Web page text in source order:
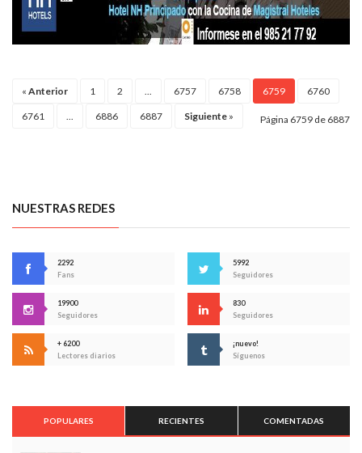
« Anterior 1 2 6757 6758 6759 6760
6761 6886 6887 Siguiente » Página 6759 de 6887
NUESTRAS REDES
2292
Fans
5992
Seguidores
19900
Seguidores
830
Seguidores
+ 6200
Lectores diarios
¡nuevo!
Síguenos
POPULARES RECIENTES COMENTADAS